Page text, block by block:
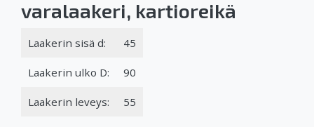
varalaakeri, kartioreikä
Laakerin sisä d: 45
Laakerin ulko D: 90
Laakerin leveys: 55